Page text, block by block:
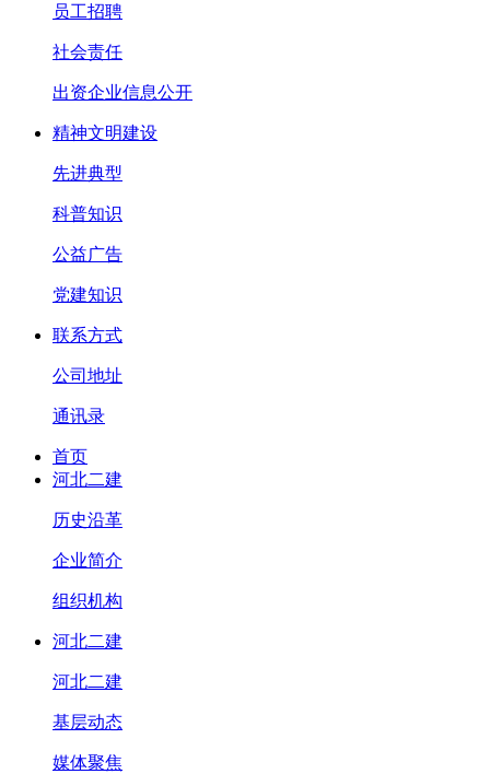
员工招聘
社会责任
出资企业信息公开
精神文明建设
先进典型
科普知识
公益广告
党建知识
联系方式
公司地址
通讯录
首页
河北二建
历史沿革
企业简介
组织机构
河北二建
河北二建
基层动态
媒体聚焦